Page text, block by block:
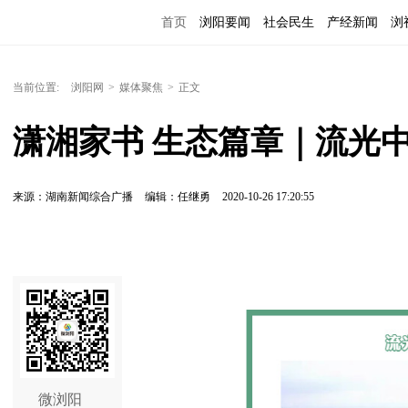
首页 浏阳要闻 社会民生 产经新闻 浏
当前位置: 浏阳网 > 媒体聚焦 > 正文
潇湘家书 生态篇章｜流光
来源：湖南新闻综合广播 编辑：任继勇 2020-10-26 17:20:55
微浏阳